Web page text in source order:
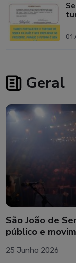
01
Geral
Gestão paga
15 Junho 2026